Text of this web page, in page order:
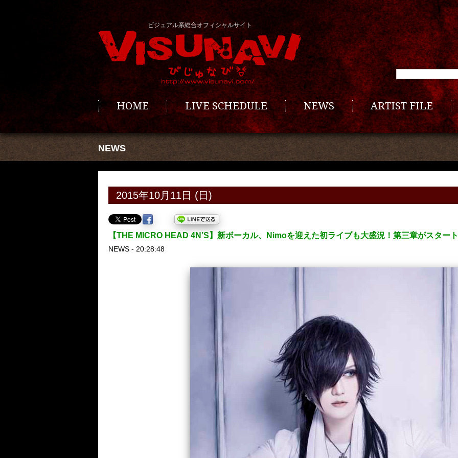
ビジュアル系総合オフィシャルサイト
HOME LIVE SCHEDULE NEWS ARTIST FILE
NEWS
2015年10月11日 (日)
【THE MICRO HEAD 4N’S】新ボーカル、Nimoを迎えた初ライブも大盛況！第三章がスター
NEWS - 20:28:48